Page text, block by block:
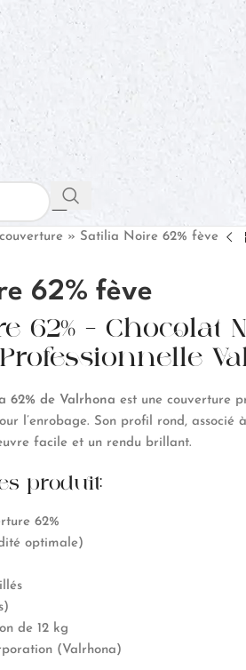
» Satilia Noire 62% fève
62% fève
62% – Chocolat
62% de Valrhona est une couverture
l’enrobage. Son profil rond, associé
facile et un rendu brillant.
produit:
62%
optimale)
de 12 kg
(Valrhona )